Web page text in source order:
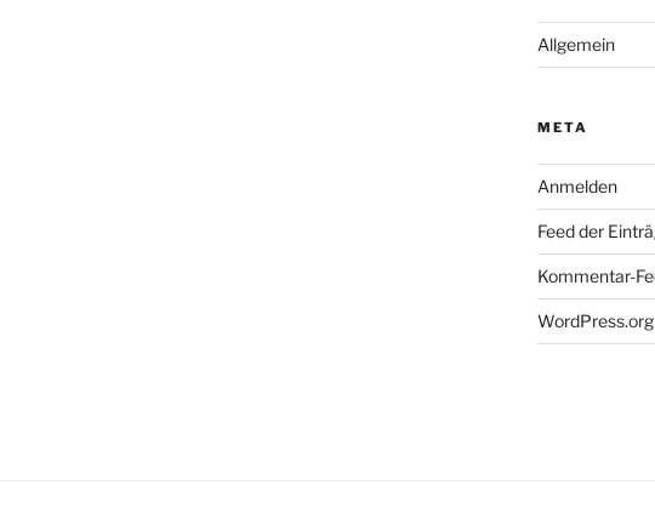
Allgemein
META
Anmelden
Feed der
Kommentar-
WordPress.org